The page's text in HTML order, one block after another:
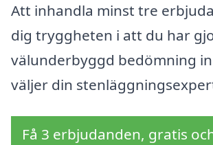
Att inhandla minst tre
dig tryggheten i att du har
välunderbyggd bedömning
väljer din
Få 3 erbjudanden, gratis